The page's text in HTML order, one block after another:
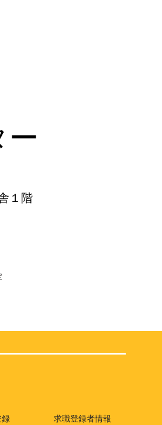
ー
１階
録 求職登録者情報